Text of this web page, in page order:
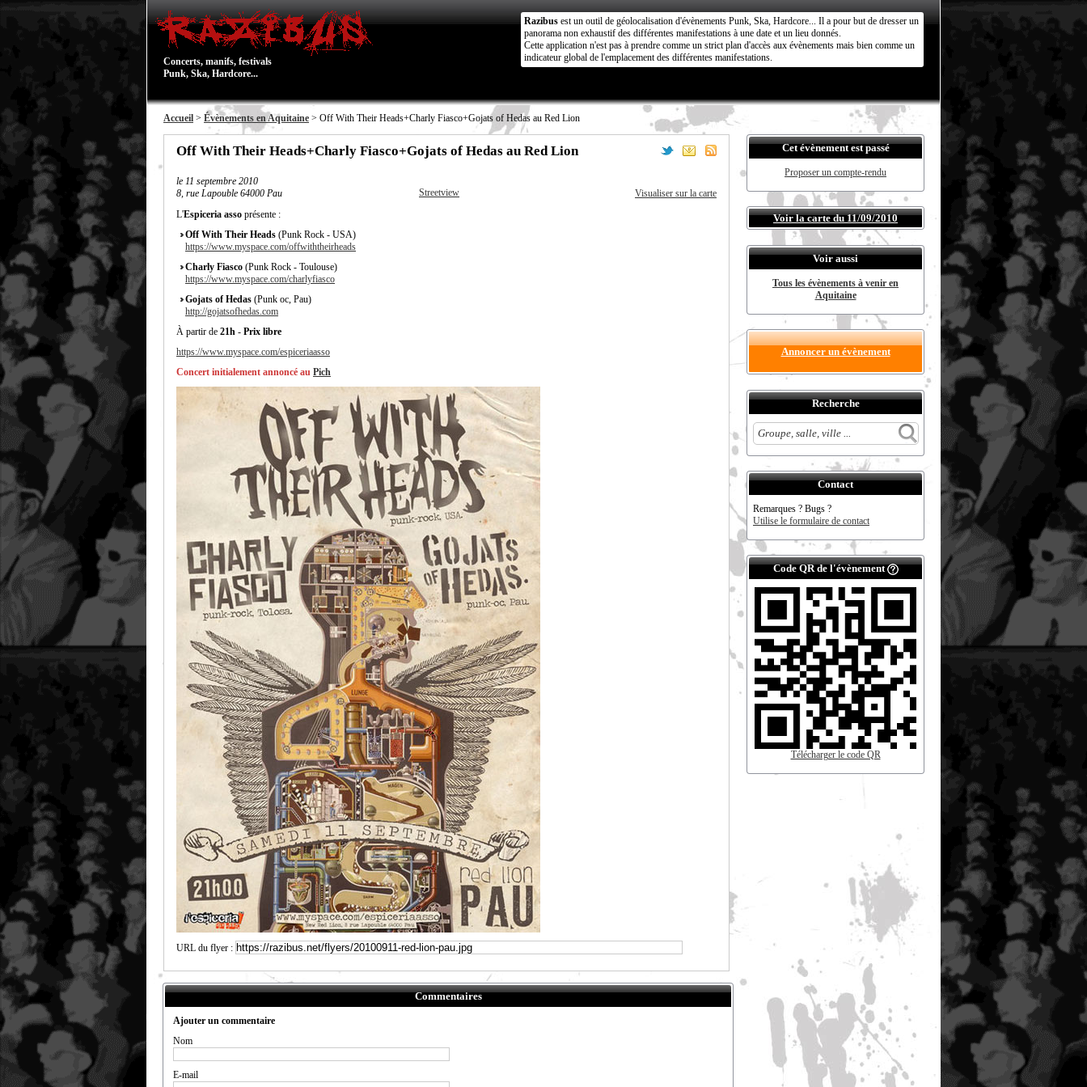
Concerts, manifs, festivals
Punk, Ska, Hardcore...
Razibus est un outil de géolocalisation d'évènements Punk, Ska, Hardcore... Il a pour but de dresser un
panorama non exhaustif des différentes manifestations à une date et un lieu donnés.
Cette application n'est pas à prendre comme un strict plan d'accès aux évènements mais bien comme un
indicateur global de l'emplacement des différentes manifestations.
Accueil > Évènements en Aquitaine > Off With Their Heads+Charly Fiasco+Gojats of Hedas au Red Lion
Off With Their Heads+Charly Fiasco+Gojats of Hedas au Red Lion
le 11 septembre 2010
8, rue Lapouble 64000 Pau
Streetview
Visualiser sur la carte
L'Espiceria asso présente :
Off With Their Heads (Punk Rock - USA)
https://www.myspace.com/offwiththeirheads
Charly Fiasco (Punk Rock - Toulouse)
https://www.myspace.com/charlyfiasco
Gojats of Hedas (Punk oc, Pau)
http://gojatsofhedas.com
À partir de 21h - Prix libre
https://www.myspace.com/espiceriaasso
Concert initialement annoncé au Pich
URL du flyer :
Commentaires
Ajouter un commentaire
Nom
E-mail
Cet évènement est passé
Proposer un compte-rendu
Voir la carte du 11/09/2010
Voir aussi
Tous les évènements à venir en
Aquitaine
Annoncer un évènement
Recherche
Contact
Remarques ? Bugs ?
Utilise le formulaire de contact
Code QR de l'évènement
Télécharger le code QR